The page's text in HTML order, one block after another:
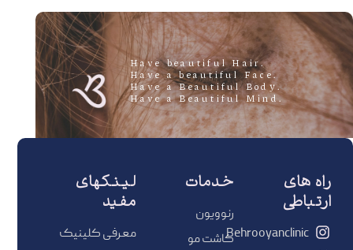
.Have beautiful Hair
.Have a beautiful Face
.Have a Beautiful Body
.Have a Beautiful Mind
راه های
ارتباطی
Behrooyanclinic
خدمات
رنوویون
کاشت مو
لینکهای
مفید
معرفی کلینیک